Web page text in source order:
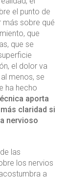
el punto de
más sobre qué
que
que se
el dolor va
menos, se
ha hecho
aporta
claridad si
nervioso
las
los nervios
a